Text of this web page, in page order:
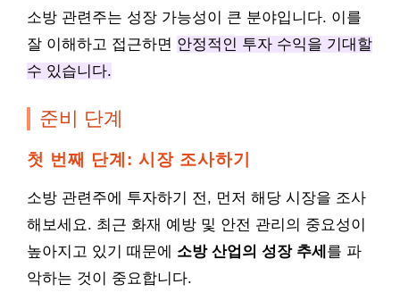
소방 관련주는 성장 가능성이 큰 분야입니다. 이를
잘 이해하고 접근하면 안정적인 투자 수익을 기대할
수 있습니다.
준비 단계
첫 번째 단계: 시장 조사하기
소방 관련주에 투자하기 전, 먼저 해당 시장을 조사
해보세요. 최근 화재 예방 및 안전 관리의 중요성이
높아지고 있기 때문에 소방 산업의 성장 추세 를 파
악하는 것이 중요합니다.